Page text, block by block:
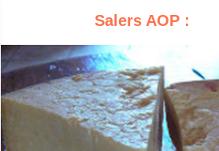
Salers AOP :